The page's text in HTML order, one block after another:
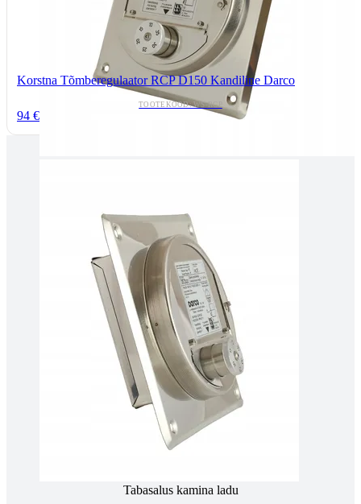
Korstna Tõmberegulaator RCP D150 Kandiline Darco
TOOTEKOOD: WS-RCP
94 €
(+372) 677 6977
kaminakoda@kaminakoda.ee
E-R 10:00-18:30
Tartus kivi töötlemine
Tähe 127E, Tartu
(+372) 747 7107
vaino@raidkivi.ee
E-R 09:00–17:00
Tabasalus kamina ladu